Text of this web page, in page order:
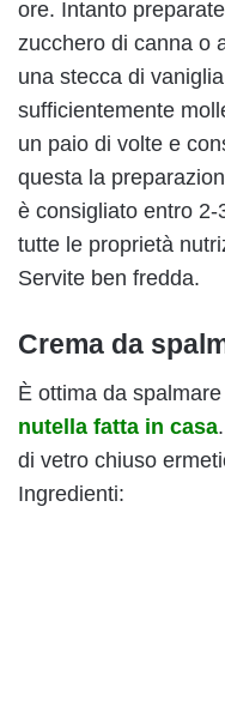
ore. Intanto
zucchero di canna o
una stecca di
sufficientemente
un paio di volte e
questa la
è consigliato entro
tutte le proprietà
Servite ben fredda.
Crema da
È ottima da
nutella fatta in casa
di vetro chiuso
Ingredienti: